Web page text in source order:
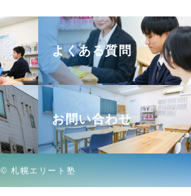
よくある質問
お問い合わせ
© 札幌エリート塾